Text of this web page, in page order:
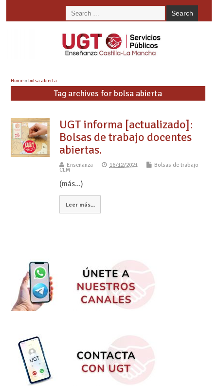
Home»bolsa abierta
Tag archives for bolsa abierta
UGT informa [actualizado]:
Bolsas de trabajo docentes
abiertas.
Enseñanza 16/12/2021 Bolsas de trabajo
CLM
(más…)
Leer más...